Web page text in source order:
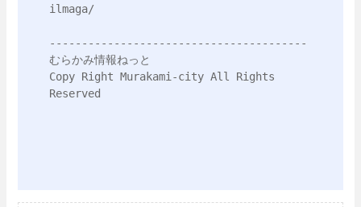
ilmaga/
----------------------------------------
むらかみ情報ねっと
Copy Right Murakami-city All Rights